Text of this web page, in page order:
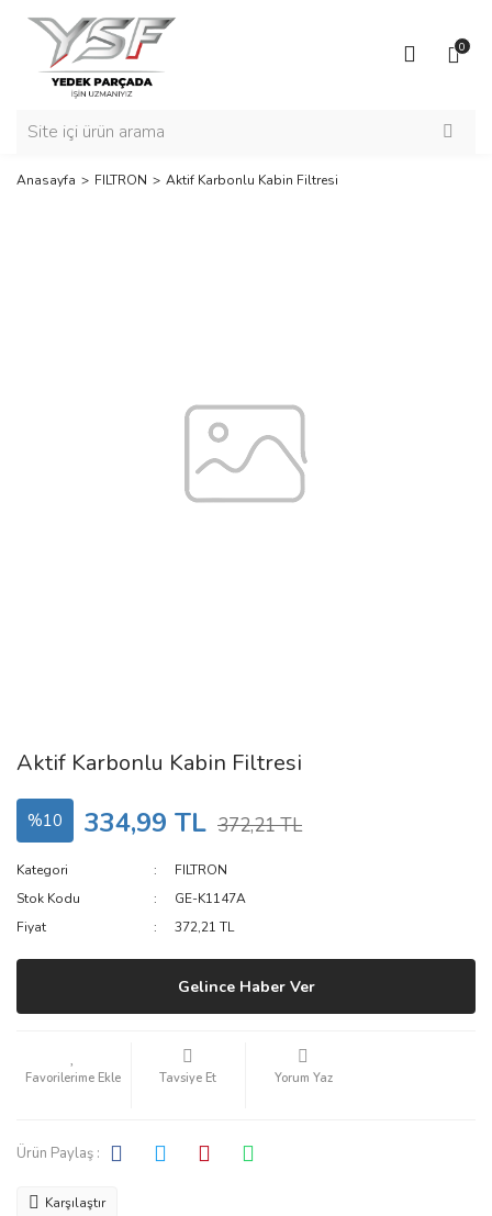
0
Anasayfa FILTRON Aktif Karbonlu Kabin Filtresi
Aktif Karbonlu Kabin Filtresi
%10 334,99 TL 372,21 TL
Kategori
FILTRON
Stok Kodu
GE-K1147A
Fiyat
372,21 TL
Gelince Haber Ver
Tavsiye Et Yorum Yaz
Ürün Paylaş :
Karşılaştır